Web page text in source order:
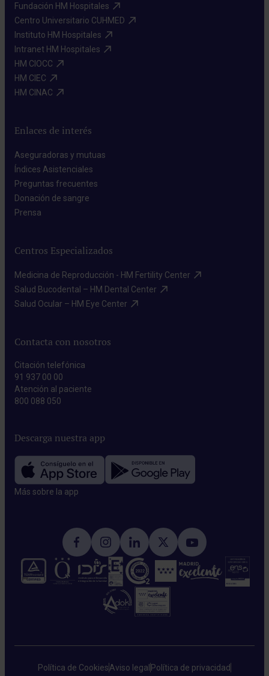
Fundación HM Hospitales​
Centro Universitario CUHMED​
Instituto HM Hospitales​
Intranet HM Hospitales​
HM CIOCC​
HM CIEC​
HM CINAC​
Enlaces de interés
Aseguradoras y mutuas​
Índices Asistenciales​
Preguntas frecuentes​
Donación de sangre​
Prensa​
Centros Especializados
Medicina de Reproducción - HM Fertility Center​
Salud Bucodental – HM Dental Center​
Salud Ocular – HM Eye Center​
Contacta con nosotros
Citación telefónica
91 937 00 00
Atención al paciente
800 088 050
Descarga nuestra app
Más sobre la app​
Política de CookiesAviso legal Política de privacidad